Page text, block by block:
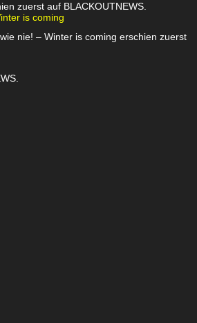
zuerst auf BLACKOUTNEWS.
is coming
nie! – Winter is coming erschien zuerst